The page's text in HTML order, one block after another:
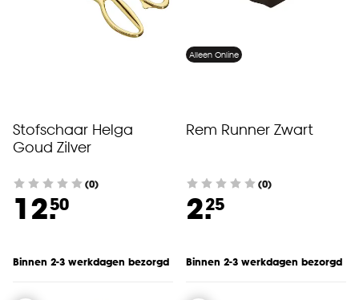
Stofschaar Helga
Goud Zilver
(0)
12.50
Binnen 2-3 werkdagen bezorgd
Alleen Online
Rem Runner Zwart
(0)
2.25
Binnen 2-3 werkdagen bezorgd